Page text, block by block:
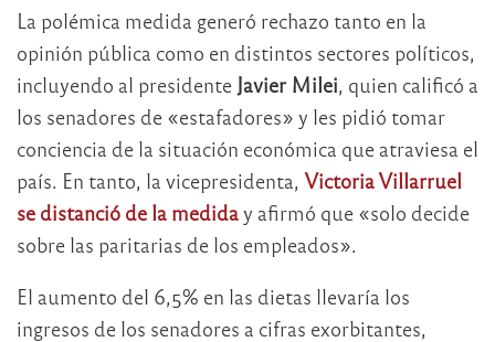
La polémica medida generó rechazo tanto en la
opinión pública como en distintos sectores políticos,
incluyendo al presidente Javier Milei, quien calificó a
los senadores de «estafadores» y les pidió tomar
conciencia de la situación económica que atraviesa el
país. En tanto, la vicepresidenta, Victoria Villarruel
se distanció de la mediday afirmó que «solo decide
sobre las paritarias de los empleados».
El aumento del 6,5% en las dietas llevaría los
ingresos de los senadores a cifras exorbitantes,